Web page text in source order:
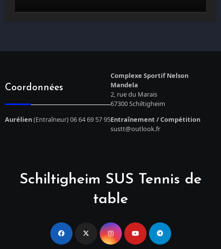
Coordonnées
Complexe Sportif Nelson
Mandela
2, rue du Marais
67300 Schiltigheim
Aurélien(Entraîneur) 06 64 69 57 95Entraînement / Compétition
sustt@outlook.fr
Schiltigheim SUS Tennis de
table